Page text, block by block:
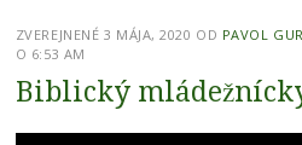
ZVEREJNENÉ 3 MÁJA, 2020 OD PAVOL
O 6:53 AM
Biblický